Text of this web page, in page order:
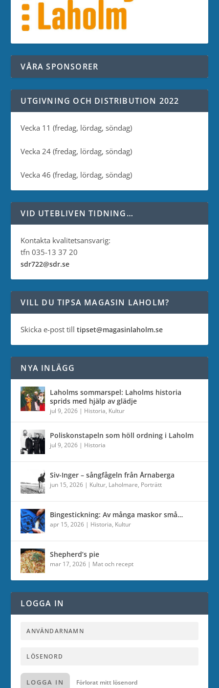
VÅRA SPONSORER
UTGIVNING OCH DISTRIBUTION 2022
Vecka 11 (fredag, lördag, söndag)
Vecka 24 (fredag, lördag, söndag)
Vecka 46 (fredag, lördag, söndag)
VID UTEBLIVEN TIDNING…
Kontakta kvalitetsansvarig:
tfn 035-13 37 20
sdr722@sdr.se
VILL DU TIPSA MAGASIN LAHOLM?
Skicka e-post tilltipset@magasinlaholm.se
NYA INLÄGG
Laholms sommarspel: Laholms historia
sprids med hjälp av glädje
jul 9, 2026 | Historia, Kultur
Poliskonstapeln som höll ordning i Laholm
jul 9, 2026 | Historia
Siv-Inger – sångfågeln från Årnaberga
jun 15, 2026 | Kultur, Laholmare, Porträtt
Bingestickning: Av många maskor små…
apr 15, 2026 | Historia, Kultur
Shepherd’s pie
mar 17, 2026 | Mat och recept
LOGGA IN
LOGGA IN Förlorat mitt lösenord